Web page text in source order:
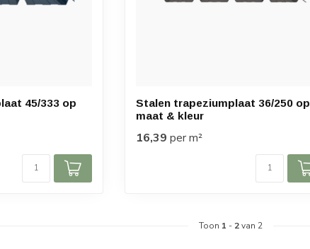
45/333 op
Stalen trapeziumplaat 36/250 op
maat & kleur
16,39 per m²
Toon 1 - 2van 2